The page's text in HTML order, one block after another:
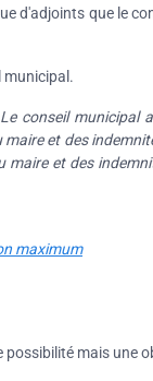
d'adjoints que le
municipal.
conseil municipal
et des
maire et des
maximum
possibilité mais une